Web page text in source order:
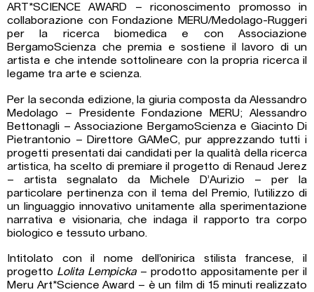
ART*SCIENCE AWARD – riconoscimento promosso in
collaborazione con Fondazione MERU/Medolago-Ruggeri
per la ricerca biomedica e con Associazione
BergamoScienza che premia e sostiene il lavoro di un
artista e che intende sottolineare con la propria ricerca il
legame tra arte e scienza.
Per la seconda edizione, la giuria composta da Alessandro
Medolago – Presidente Fondazione MERU; Alessandro
Bettonagli – Associazione BergamoScienza e Giacinto Di
Pietrantonio – Direttore GAMeC, pur apprezzando tutti i
progetti presentati dai candidati per la qualità della ricerca
artistica, ha scelto di premiare il progetto di Renaud Jerez
– artista segnalato da Michele D’Aurizio – per la
particolare pertinenza con il tema del Premio, l’utilizzo di
un linguaggio innovativo unitamente alla sperimentazione
narrativa e visionaria, che indaga il rapporto tra corpo
biologico e tessuto urbano.
Intitolato con il nome dell’onirica stilista francese, il
progetto Lolita Lempicka – prodotto appositamente per il
Meru Art*Science Award – è un film di 15 minuti realizzato